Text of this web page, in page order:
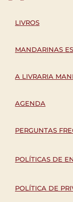
LIVROS
MANDARINAS
A LIVRARIA
AGENDA
PERGUNTAS
POLÍTICAS DE
POLÍTICA DE